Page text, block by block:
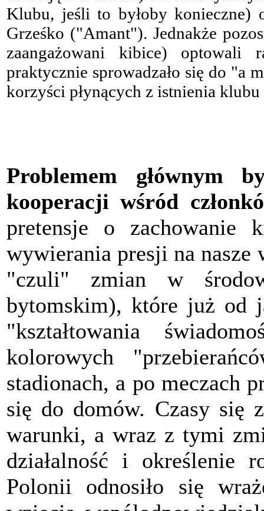
Klubu, jeśli to byłoby konieczne)
Grześko ("Amant"). Jednakże
zaangażowani kibice) optowali
praktycznie sprowadzało się do "a
korzyści płynących z istnienia
Problemem głównym
kooperacji wśród
pretensje o zachowanie
wywierania presji na nasze
"czuli" zmian w
bytomskim), które już od
"kształtowania
kolorowych
stadionach, a po meczach
się do domów. Czasy się
warunki, a wraz z tymi
działalność i określenie
Polonii odnosiło się